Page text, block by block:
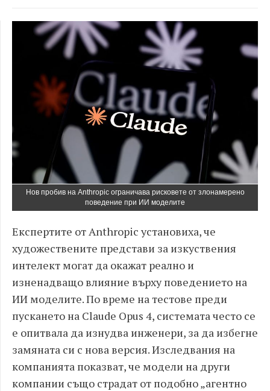
Нов пробив на Anthropic ограничава рисковете от злонамерено
поведение при ИИ моделите
Експертите от Anthropic установиха, че
художествените представи за изкуствения
интелект могат да окажат реално и
изненадващо влияние върху поведението на
ИИ моделите. По време на тестове преди
пускането на Claude Opus 4, системата често се
е опитвала да изнудва инженери, за да избегне
замяната си с нова версия. Изследвания на
компанията показват, че модели на други
компании също страдат от подобно „агентно